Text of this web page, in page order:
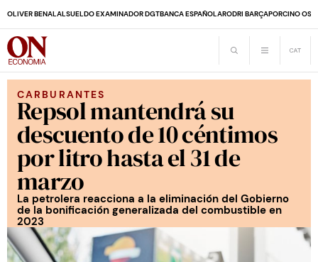
OLIVER BENALALSUELDO EXAMINADOR DGTBANCA ESPAÑOLARODRI BARÇAPORCINO
CARBURANTES
Repsol mantendrá su
descuento de 10 céntimos
por litro hasta el 31 de
marzo
La petrolera reacciona a la eliminación del Gobierno
de la bonificación generalizada del combustible en
2023